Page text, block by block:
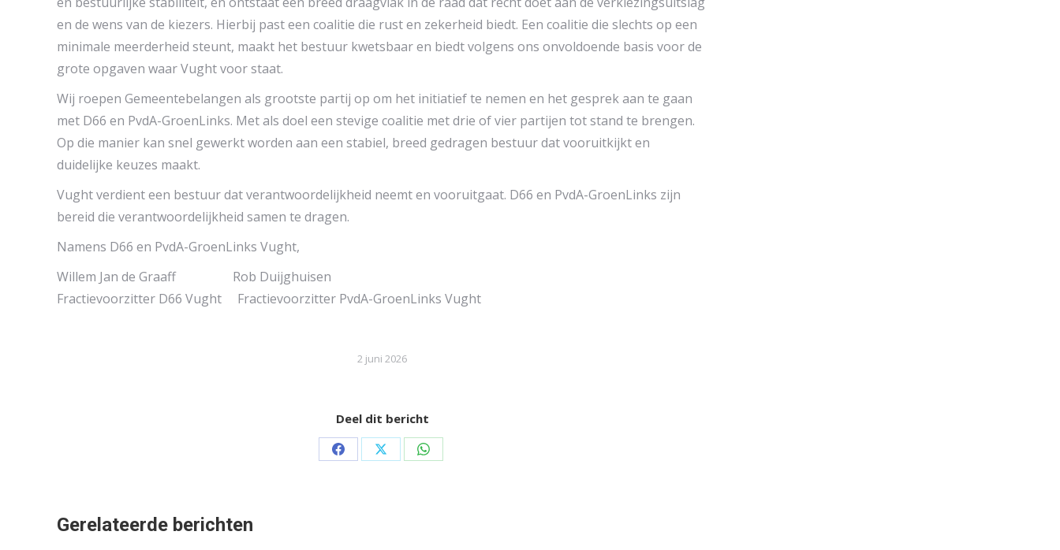
en de wens van de kiezers. Hierbij past een coalitie die rust en zekerheid biedt. Een coalitie die slechts op een
minimale meerderheid steunt, maakt het bestuur kwetsbaar en biedt volgens ons onvoldoende basis voor de
grote opgaven waar Vught voor staat.
Wij roepen Gemeentebelangen als grootste partij op om het initiatief te nemen en het gesprek aan te gaan
met D66 en PvdA-GroenLinks. Met als doel een stevige coalitie met drie of vier partijen tot stand te brengen.
Op die manier kan snel gewerkt worden aan een stabiel, breed gedragen bestuur dat vooruitkijkt en
duidelijke keuzes maakt.
Vught verdient een bestuur dat verantwoordelijkheid neemt en vooruitgaat. D66 en PvdA-GroenLinks zijn
bereid die verantwoordelijkheid samen te dragen.
Namens D66 en PvdA-GroenLinks Vught,
Willem Jan de Graaff Rob Duijghuisen
Fractievoorzitter D66 Vught Fractievoorzitter PvdA-GroenLinks Vught
2 juni 2026
Deel dit bericht
Share Share Share
Gerelateerde berichten